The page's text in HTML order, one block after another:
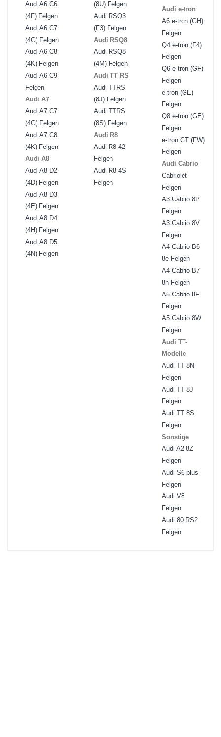
Audi A6 C6
(4F) Felgen
Audi A6 C7
(4G) Felgen
Audi A6 C8
(4K) Felgen
Audi A6 C9
Felgen
Audi A7
Audi A7 C7
(4G) Felgen
Audi A7 C8
(4K) Felgen
Audi A8
Audi A8 D2
(4D) Felgen
Audi A8 D3
(4E) Felgen
Audi A8 D4
(4H) Felgen
Audi A8 D5
(4N) Felgen
(8U) Felgen
Audi RSQ3
(F3) Felgen
Audi RSQ8
Audi RSQ8
(4M) Felgen
Audi TT RS
Audi TTRS
(8J) Felgen
Audi TTRS
(8S) Felgen
Audi R8
Audi R8 42
Felgen
Audi R8 4S
Felgen
Audi e-tron
A6 e-tron (GH)
Felgen
Q4 e-tron (F4)
Felgen
Q6 e-tron (GF)
Felgen
e-tron (GE)
Felgen
Q8 e-tron (GE)
Felgen
e-tron GT (FW)
Felgen
Audi Cabrio
Cabriolet
Felgen
A3 Cabrio 8P
Felgen
A3 Cabrio 8V
Felgen
A4 Cabrio B6
8e Felgen
A4 Cabrio B7
8h Felgen
A5 Cabrio 8F
Felgen
A5 Cabrio 8W
Felgen
Audi TT-
Modelle
Audi TT 8N
Felgen
Audi TT 8J
Felgen
Audi TT 8S
Felgen
Sonstige
Audi A2 8Z
Felgen
Audi S6 plus
Felgen
Audi V8
Felgen
Audi 80 RS2
Felgen